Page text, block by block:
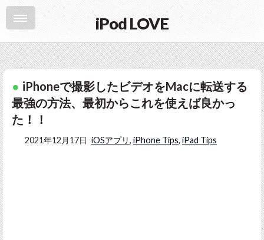
iPod LOVE
iPhoneで撮影したビデオをMacに転送する
最強の方法、最初からこれを使えば良かっ
た！！
2021年12月17日 iOSアプリ, iPhone Tips, iPad Tips